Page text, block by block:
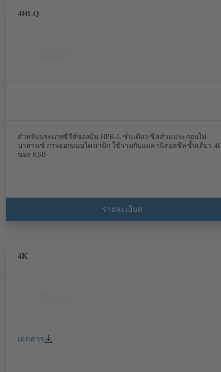
4HLQ
สำหรับประเภทซีรีส์ของปั๊ม HPK-L ชั้นเดียว ซีลส่วนประกอบไม่
บาลานซ์ การออกแบบไดนามิก ใช้ร่วมกับแมคานิคอลซีลชั้นเดียว
ของ KSB
รายละเอียด
4K
เอกสาร